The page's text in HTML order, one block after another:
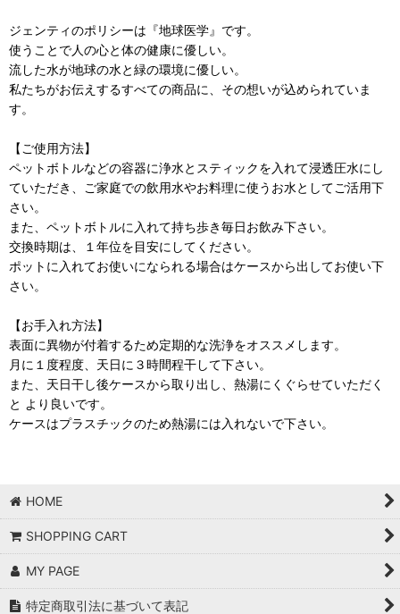
ジェンティのポリシーは『地球医学』です。
使うことで人の心と体の健康に優しい。
流した水が地球の水と緑の環境に優しい。
私たちがお伝えするすべての商品に、その想いが込められていま
す。
【ご使用方法】
ペットボトルなどの容器に浄水とスティックを入れて浸透圧水にし
ていただき、ご家庭での飲用水やお料理に使うお水としてご活用下
さい。
また、ペットボトルに入れて持ち歩き毎日お飲み下さい。
交換時期は、１年位を目安にしてください。
ポットに入れてお使いになられる場合はケースから出してお使い下
さい。
【お手入れ方法】
表面に異物が付着するため定期的な洗浄をオススメします。
月に１度程度、天日に３時間程干して下さい。
また、天日干し後ケースから取り出し、熱湯にくぐらせていただく
と より良いです。
ケースはプラスチックのため熱湯には入れないで下さい。
HOME
SHOPPING CART
MY PAGE
特定商取引法に基づいて表記